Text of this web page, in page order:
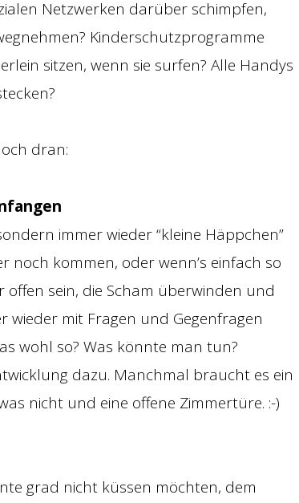
Netzwerken darüber schimpfen,
Kinderschutzprogramme
sitzen, wenn sie surfen? Alle Handys
dran:
immer wieder “kleine Häppchen”
noch kommen, oder wenn’s einfach so
offen sein, die Scham überwinden und
wieder mit Fragen und Gegenfragen
wohl so? Was könnte man tun?
dazu. Manchmal braucht es ein
nicht und eine offene Zimmertüre. :-)
grad nicht küssen möchten, dem